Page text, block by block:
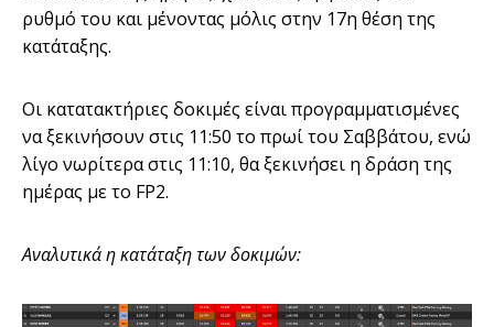
ρυθμό του και μένοντας μόλις στην 17η θέση της
κατάταξης.
Οι κατατακτήριες δοκιμές είναι προγραμματισμένες
να ξεκινήσουν στις 11:50 το πρωί του Σαββάτου, ενώ
λίγο νωρίτερα στις 11:10, θα ξεκινήσει η δράση της
ημέρας με το FP2.
Αναλυτικά η κατάταξη των δοκιμών: